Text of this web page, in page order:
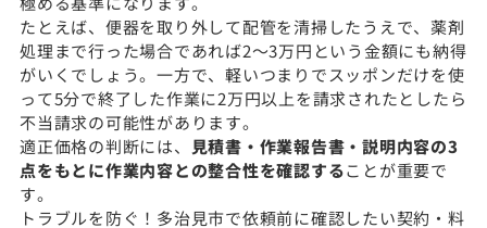
たとえば、便器を取り外して配管を清掃したうえで、薬剤
処理まで行った場合であれば2〜3万円という金額にも納得
がいくでしょう。一方で、軽いつまりでスッポンだけを使
って5分で終了した作業に2万円以上を請求されたとしたら
不当請求の可能性があります。
適正価格の判断には、 見積書・作業報告書・説明内容の3
点をもとに作業内容との整合性を確認することが重要で
す。
トラブルを防ぐ！多治見市で依頼前に確認したい契約・料